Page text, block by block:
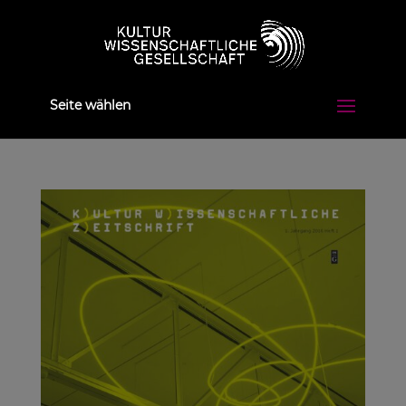
Seite wählen